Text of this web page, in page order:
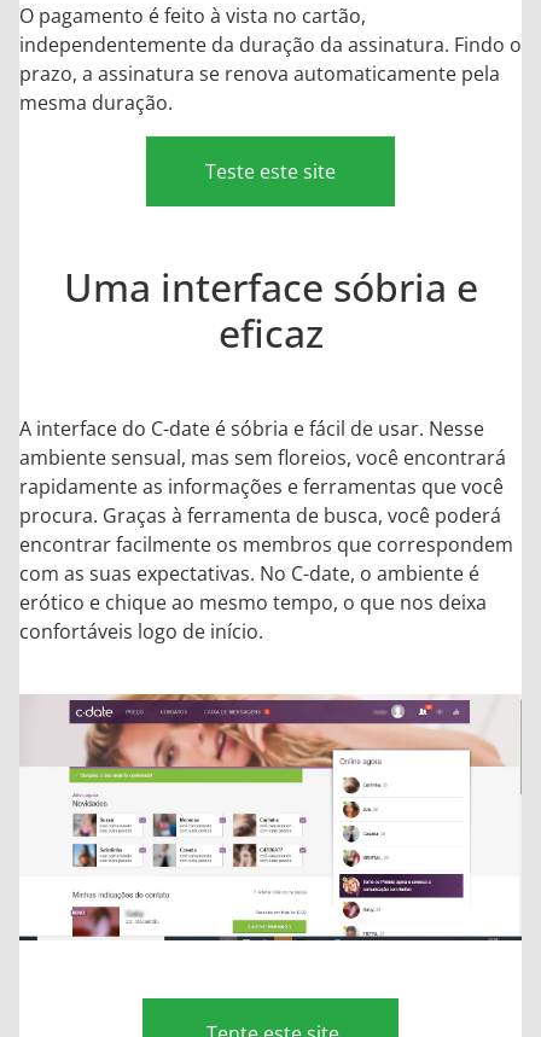
O pagamento é feito à vista no cartão,
independentemente da duração da assinatura. Findo o
prazo, a assinatura se renova automaticamente pela
mesma duração.
Teste este site
Uma interface sóbria e
eficaz
A interface do C-date é sóbria e fácil de usar. Nesse
ambiente sensual, mas sem floreios, você encontrará
rapidamente as informações e ferramentas que você
procura. Graças à ferramenta de busca, você poderá
encontrar facilmente os membros que correspondem
com as suas expectativas. No C-date, o ambiente é
erótico e chique ao mesmo tempo, o que nos deixa
confortáveis logo de início.